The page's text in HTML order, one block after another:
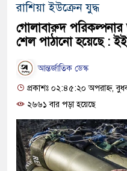
রাশিয়া ইউক্রেন যুদ্ধ
গোলাবারুদ
শেল পাঠানো হয়েছে :
আন্তর্জাতিক ডেস্ক
প্রকাশঃ ০২:৪৫:২০ অপরাহ্ন,
২৬৬১ বার পড়া হয়েছে